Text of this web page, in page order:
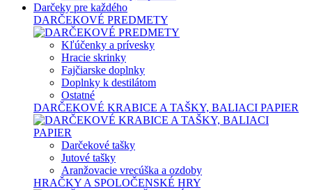
Darčeky pre každého
DARČEKOVÉ PREDMETY
Kľúčenky a prívesky
Hracie skrinky
Fajčiarske doplnky
Doplnky k destilátom
Ostatné
DARČEKOVÉ KRABICE A TAŠKY, BALIACI PAPIER
Darčekové tašky
Jutové tašky
Aranžovacie vrecúška a ozdoby
HRAČKY A SPOLOČENSKÉ HRY